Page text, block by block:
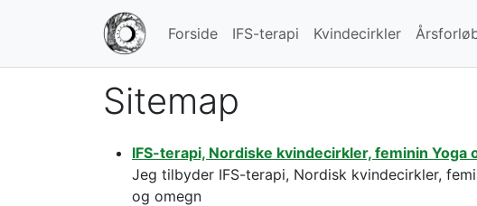
Forside IFS-terapi Kvindecirkler
Sitemap
IFS-terapi, Nordiske kvindecirkler, feminin Yoga
Jeg tilbyder IFS-terapi, Nordisk kvindecirkler,
og omegn